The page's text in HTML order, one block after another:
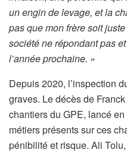
un engin de levage, et la
pas que mon frère soit
société ne répondant pas
l’année prochaine. »
Depuis 2020, l’inspection
graves. Le décès de
chantiers du GPE, lancé
métiers présents sur ces
pénibilité et risque. Ali